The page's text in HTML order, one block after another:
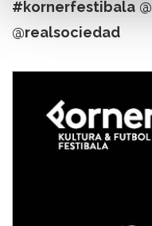
#kornerfestibala
@realsociedad